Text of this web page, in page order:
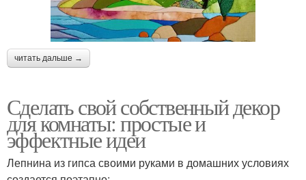
читать дальше →
Сделать свой собственный декор
для комнаты: простые и
эффектные идеи
Лепнина из гипса своими руками в домашних условиях